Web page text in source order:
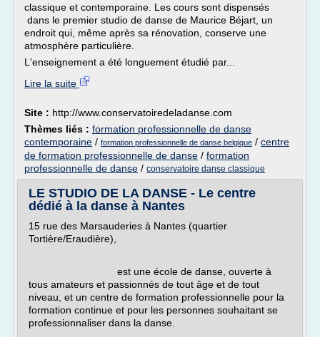
classique et contemporaine. Les cours sont dispensés
dans le premier studio de danse de Maurice Béjart, un
endroit qui, même après sa rénovation, conserve une
atmosphère particulière.
L'enseignement a été longuement étudié par...
Lire la suite
Site : http://www.conservatoiredeladanse.com
Thèmes liés : formation professionnelle de danse
contemporaine / formation professionnelle de danse belgique / centre
de formation professionnelle de danse / formation
professionnelle de danse / conservatoire danse classique
LE STUDIO DE LA DANSE - Le centre
dédié à la danse à Nantes
15 rue des Marsauderies à Nantes (quartier
Tortière/Eraudière),
est une école de danse, ouverte à
tous amateurs et passionnés de tout âge et de tout
niveau, et un centre de formation professionnelle pour la
formation continue et pour les personnes souhaitant se
professionnaliser dans la danse.